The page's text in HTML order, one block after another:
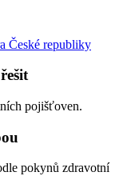
České republiky
pojišťoven.
pokynů zdravotní